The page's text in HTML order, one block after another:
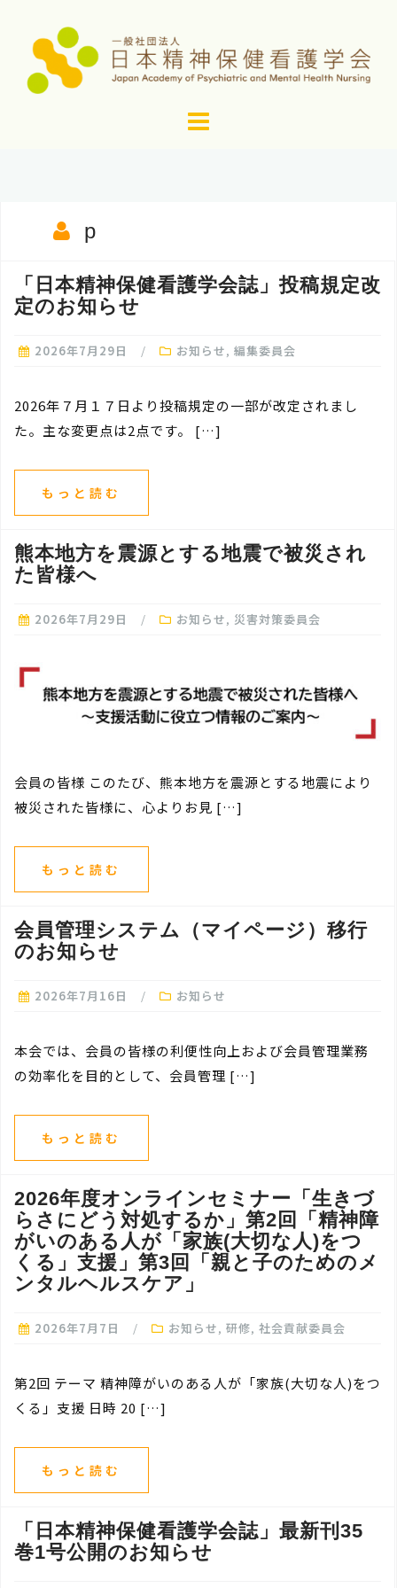
p
「日本精神保健看護学会誌」投稿規定改
定のお知らせ
2026年7月29日 お知らせ, 編集委員会
2026年７月１７日より投稿規定の一部が改定されまし
た。主な変更点は2点です。 […]
もっと読む
熊本地方を震源とする地震で被災され
た皆様へ
2026年7月29日 お知らせ, 災害対策委員会
会員の皆様 このたび、熊本地方を震源とする地震により
被災された皆様に、心よりお見 […]
もっと読む
会員管理システム（マイページ）移行
のお知らせ
2026年7月16日 お知らせ
本会では、会員の皆様の利便性向上および会員管理業務
の効率化を目的として、会員管理 […]
もっと読む
2026年度オンラインセミナー「生きづ
らさにどう対処するか」第2回「精神障
がいのある人が「家族(大切な人)をつ
くる」支援」第3回「親と子のためのメ
ンタルヘルスケア」
2026年7月7日 お知らせ, 研修, 社会貢献委員会
第2回 テーマ 精神障がいのある人が「家族(大切な人)をつ
くる」支援 日時 20 […]
もっと読む
「日本精神保健看護学会誌」最新刊35
巻1号公開のお知らせ